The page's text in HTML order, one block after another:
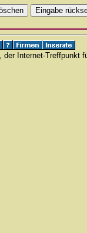
, der Internet-Treffpunkt